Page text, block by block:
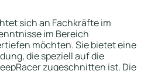
sich an Fachkräfte im
im Bereich
möchten. Sie bietet eine
die speziell auf die
zugeschnitten ist. Die